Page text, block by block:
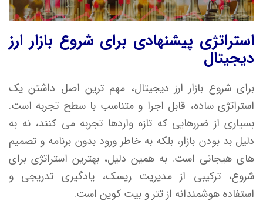
استراتژی پیشنهادی برای شروع بازار ارز
دیجیتال
برای شروع بازار ارز دیجیتال، مهم ترین اصل داشتن یک
استراتژی ساده، قابل اجرا و متناسب با سطح تجربه است.
بسیاری از ضررهایی که تازه واردها تجربه می کنند، نه به
دلیل بد بودن بازار، بلکه به خاطر ورود بدون برنامه و تصمیم
های هیجانی است. به همین دلیل، بهترین استراتژی برای
شروع، ترکیبی از مدیریت ریسک، یادگیری تدریجی و
استفاده هوشمندانه از تتر و بیت کوین است.